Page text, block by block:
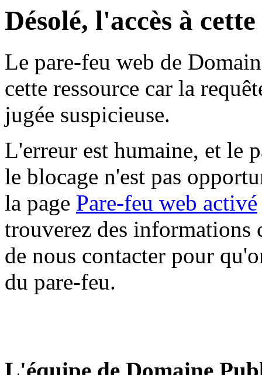
Désolé, l'accès à
Le pare-feu web de
cette ressource car la
jugée suspicieuse.
L'erreur est humaine, et le
le blocage n'est pas
la page Pare-feu web activé
trouverez des informations
de nous contacter pour
du pare-feu.